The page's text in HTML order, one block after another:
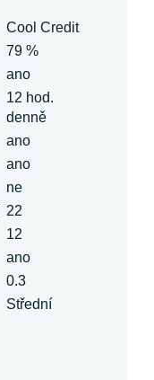
Cool Credit
79 %
ano
12 hod.
denně
ano
ano
ne
22
12
ano
0.3
Střední